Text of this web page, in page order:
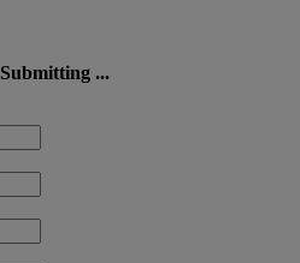
Submitting ...